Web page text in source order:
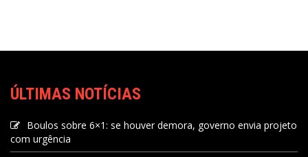
ÚLTIMAS NOTÍCIAS
Boulos sobre 6×1: se houver demora, governo envia projeto
com urgência